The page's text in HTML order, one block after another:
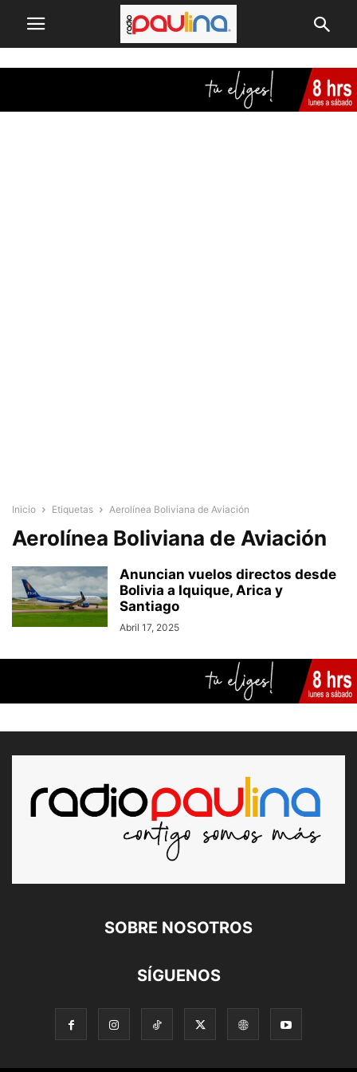
Inicio Etiquetas Aerolínea Boliviana de Aviación
Aerolínea Boliviana de Aviación
Anuncian vuelos directos desde
Bolivia a Iquique, Arica y
Santiago
Abril 17, 2025
SOBRE NOSOTROS
SÍGUENOS